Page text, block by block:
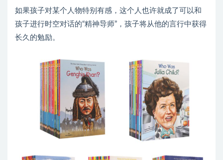
如果孩子对某个人物特别有感，这个人也许就成了可以和
孩子进行时空对话的“精神导师”，孩子将从他的言行中获得
长久的勉励。